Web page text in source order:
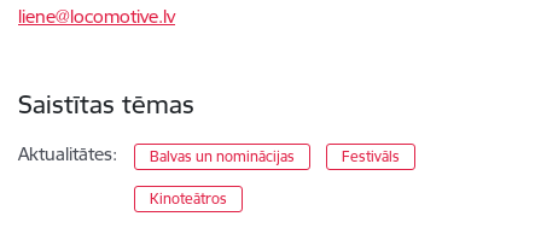
liene@locomotive.lv
Saistītas tēmas
Aktualitātes: Balvas un nominācijas Festivāls
Kinoteātros